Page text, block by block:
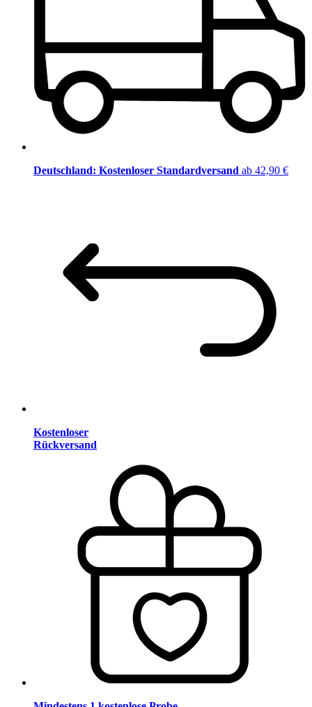
Deutschland: Kostenloser Standardversand ab 42,90 €
Kostenloser
Rückversand